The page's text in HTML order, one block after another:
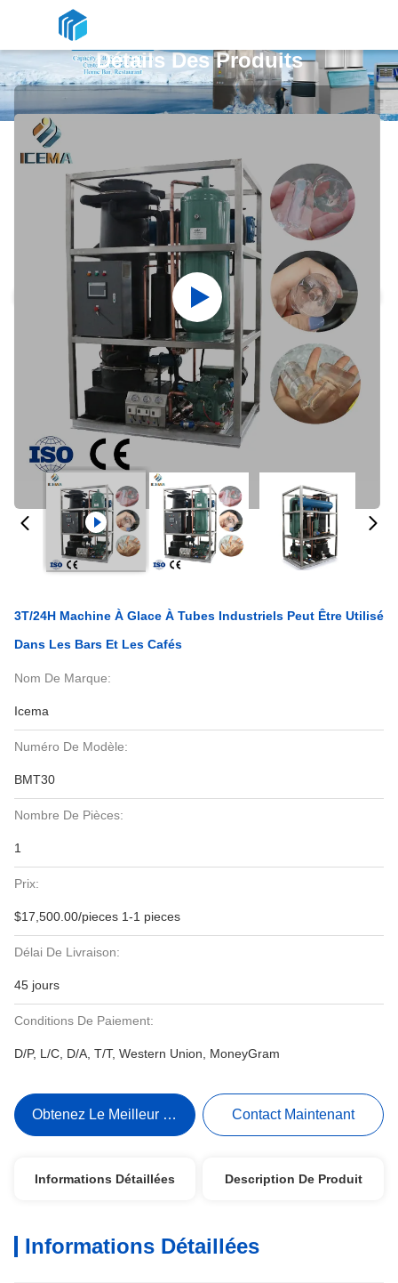
Détails Des Produits
3T/24H Machine À Glace À Tubes Industriels Peut Être Utilisé
Dans Les Bars Et Les Cafés
Nom De Marque:
Icema
Numéro De Modèle:
BMT30
Nombre De Pièces:
1
Prix:
$17,500.00/pieces 1-1 pieces
Délai De Livraison:
45 jours
Conditions De Paiement:
D/P, L/C, D/A, T/T, Western Union, MoneyGram
Obtenez Le Meilleur Prix Contact Maintenant
Informations Détaillées Description De Produit
Informations Détaillées